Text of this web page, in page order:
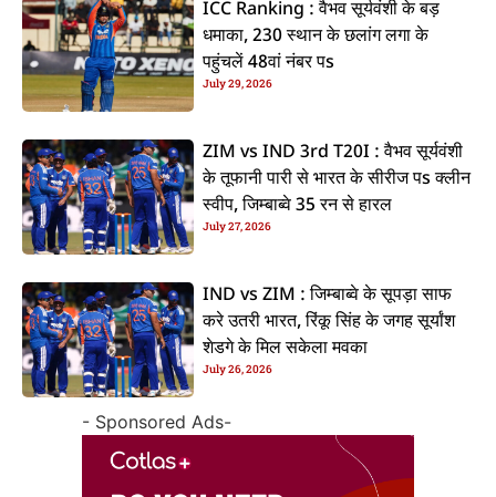
ICC Ranking : वैभव सूर्यवंशी के बड़
धमाका, 230 स्थान के छलांग लगा के
पहुंचलें 48वां नंबर पs
July 29, 2026
ZIM vs IND 3rd T20I : वैभव सूर्यवंशी
के तूफानी पारी से भारत के सीरीज पs क्लीन
स्वीप, जिम्बाब्वे 35 रन से हारल
July 27, 2026
IND vs ZIM : जिम्बाब्वे के सूपड़ा साफ
करे उतरी भारत, रिंकू सिंह के जगह सूर्यांश
शेडगे के मिल सकेला मवका
July 26, 2026
- Sponsored Ads-